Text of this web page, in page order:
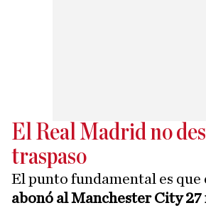
El Real Madrid no
traspaso
El punto fundamental es que
abonó al Manchester City